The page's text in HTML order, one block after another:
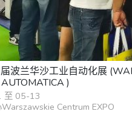
波兰华沙工业自动化展
)
至 05-13
Centrum EXPO